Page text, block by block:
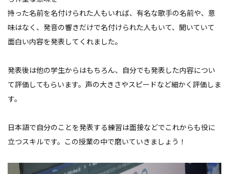
持った名前を名付けられた人もいれば、有名な歌手の名前や、意
味はなく、発音の響きだけで名付けられた人もいて、聞いていて
面白い内容を発表してくれました。
発表後は他の学生からはもちろん、自分でも発表した内容につい
て評価してもらいます。声の大きさやスピードなど細かく評価しま
す。
日本語で自分のことを発表する練習は面接などでこれからも役に
立つスキルです。この授業の中で磨いていきましょう！